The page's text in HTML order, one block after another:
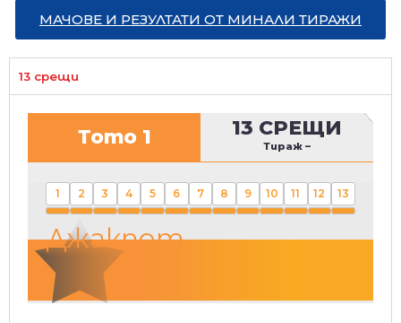
МАЧОВЕ И РЕЗУЛТАТИ ОТ МИНАЛИ ТИРАЖИ
13 срещи
Тото 1 13 СРЕЩИ
Тираж –
1 2 3 4 5 6 7 8 9 10 11 12 13
Джакпот